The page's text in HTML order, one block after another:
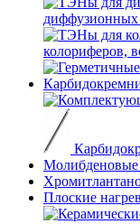
диффузионных
колориферов,
Молибденовые
Плоские